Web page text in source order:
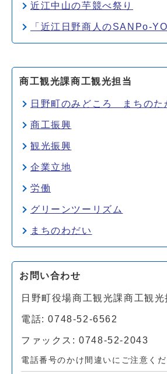
近江中山の芋競べ祭り
「近江日野商人のSANPo-
商工観光課商工観光担当
日野町のみどころ まちのた
商工振興
観光振興
企業立地
労働
グリーンツーリズム
まちのわだい
お問い合わせ
日野町役場商工観光課商工観光
電話: 0748-52-6562
ファックス: 0748-52-2043
電話番号のかけ間違いにご注意くだ